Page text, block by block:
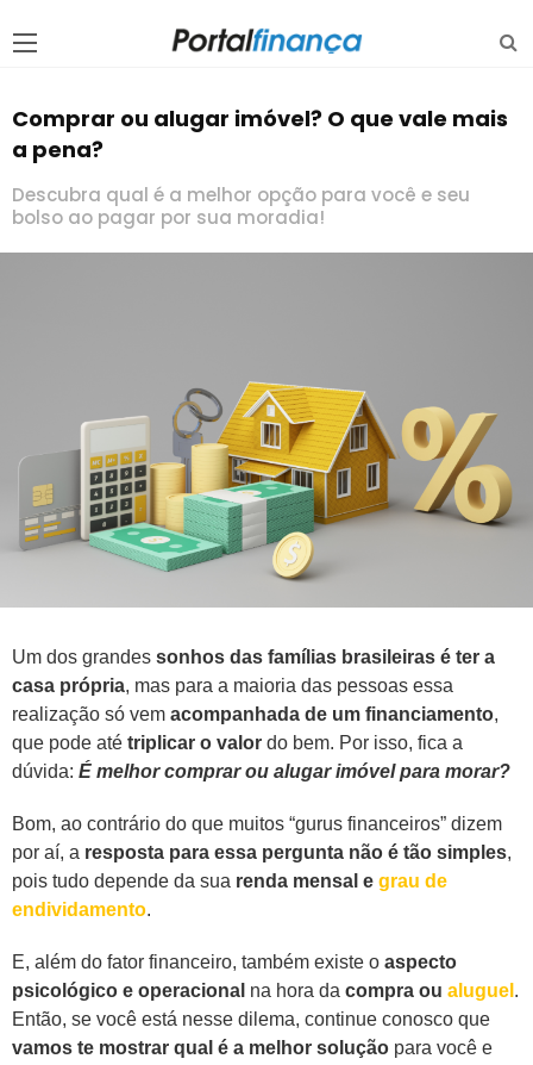
Comprar ou alugar imóvel? O que vale mais
a pena?
Descubra qual é a melhor opção para você e seu
bolso ao pagar por sua moradia!
Um dos grandes sonhos das famílias brasileiras é ter a
casa própria, mas para a maioria das pessoas essa
realização só vem acompanhada de um financiamento,
que pode até triplicar o valor do bem. Por isso, fica a
dúvida: É melhor comprar ou alugar imóvel para morar?
Bom, ao contrário do que muitos “gurus financeiros” dizem
por aí, a resposta para essa pergunta não é tão simples,
pois tudo depende da sua renda mensal e grau de
endividamento.
E, além do fator financeiro, também existe o aspecto
psicológico e operacional na hora da compra ou aluguel .
Então, se você está nesse dilema, continue conosco que
vamos te mostrar qual é a melhor solução para você e